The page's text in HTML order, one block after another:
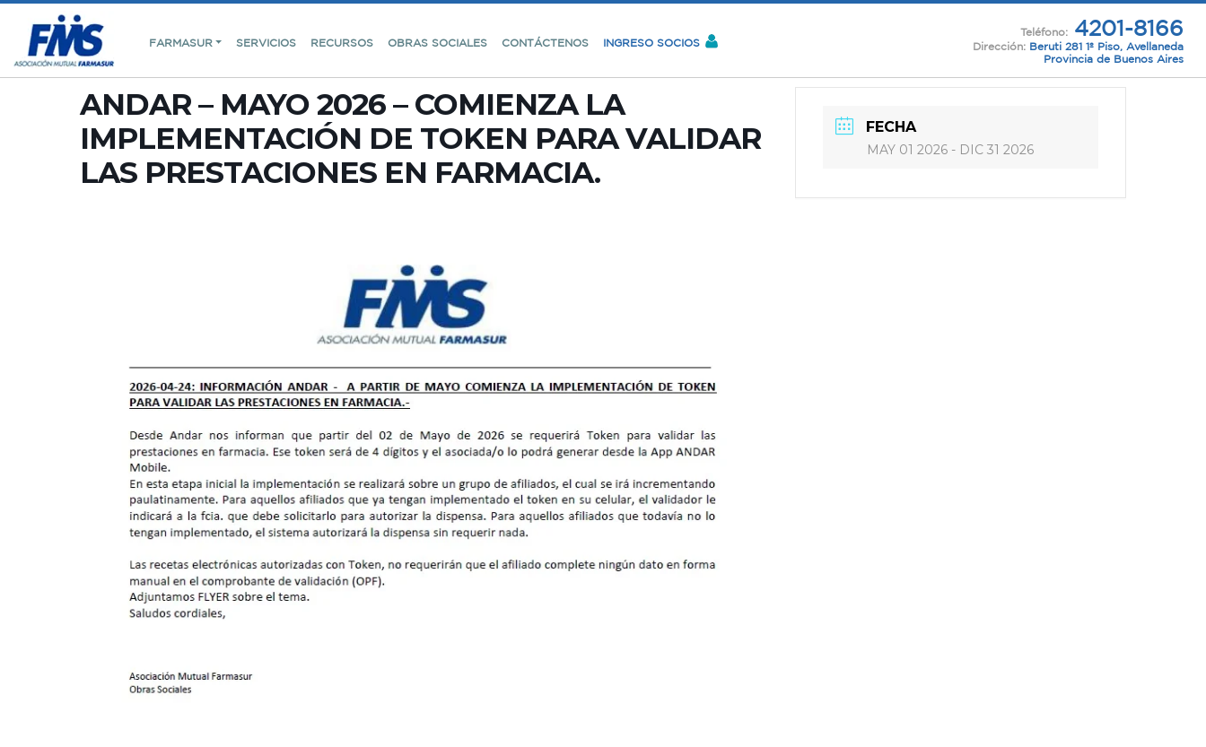
FARMASUR SERVICIOS RECURSOS OBRAS SOCIALES CONTÁCTENOS INGRESO SOCIOS
Teléfono: 4201-8166
Dirección: Beruti 281 1º Piso, Avellaneda
Provincia de Buenos Aires
ANDAR – MAYO 2026 – COMIENZA LA
IMPLEMENTACIÓN DE TOKEN PARA VALIDAR
LAS PRESTACIONES EN FARMACIA.
FECHA
MAY 01 2026 - DIC 31 2026